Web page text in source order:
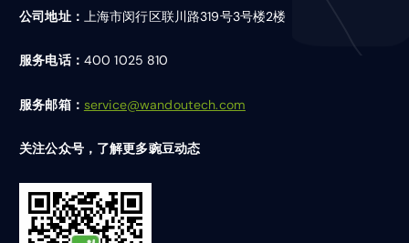
公司地址： 上海市闵行区联川路319号3号楼2楼
服务电话： 400 1025 810
服务邮箱： service@wandoutech.com
关注公众号，了解更多豌豆动态